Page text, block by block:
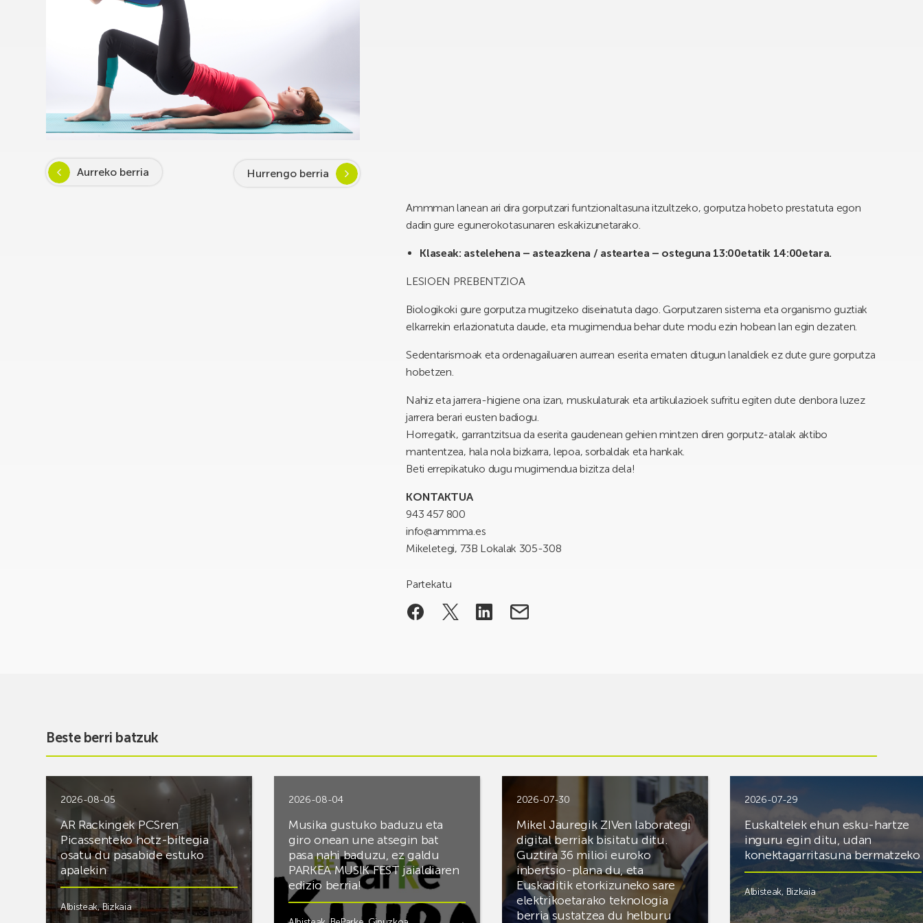
Aurreko berria Hurrengo berria
Ammman lanean ari dira gorputzari funtzionaltasuna itzultzeko, gorputza hobeto prestatuta egon
dadin gure egunerokotasunaren eskakizunetarako.
Klaseak: astelehena – asteazkena / asteartea – osteguna 13:00etatik 14:00etara.
LESIOEN PREBENTZIOA
Biologikoki gure gorputza mugitzeko diseinatuta dago. Gorputzaren sistema eta organismo guztiak
elkarrekin erlazionatuta daude, eta mugimendua behar dute modu ezin hobean lan egin dezaten.
Sedentarismoak eta ordenagailuaren aurrean eserita ematen ditugun lanaldiek ez dute gure gorputza
hobetzen.
Nahiz eta jarrera-higiene ona izan, muskulaturak eta artikulazioek sufritu egiten dute denbora luzez
jarrera berari eusten badiogu.
Horregatik, garrantzitsua da eserita gaudenean gehien mintzen diren gorputz-atalak aktibo
mantentzea, hala nola bizkarra, lepoa, sorbaldak eta hankak.
Beti errepikatuko dugu mugimendua bizitza dela!
KONTAKTUA
943 457 800
info@ammma.es
Mikeletegi, 73B Lokalak 305-308
Partekatu
Beste berri batzuk
2026-08-05
AR Rackingek PCSren
Picassenteko hotz-biltegia
osatu du pasabide estuko
apalekin
Albisteak,Bizkaia
2026-08-04
Musika gustuko baduzu eta
giro onean une atsegin bat
pasa nahi baduzu, ez galdu
PARKEA MUSIK FEST jaialdiaren
edizio berria!
2026-07-30
Mikel Jauregik ZIVen laborategi
digital berriak bisitatu ditu.
Guztira 36 milioi euroko
inbertsio-plana du, eta
Euskaditik etorkizuneko sare
elektrikoetarako teknologia
berria sustatzea du helburu
2026-07-29
Euskaltelek ehun esku-hartze
inguru egin ditu, udan
konektagarritasuna bermatzeko
Albisteak, Bizkaia